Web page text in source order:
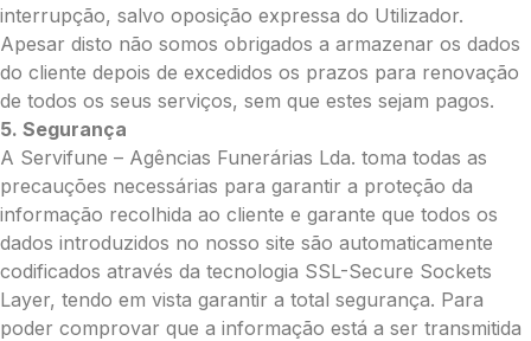
interrupção, salvo oposição expressa do Utilizador.
Apesar disto não somos obrigados a armazenar os dados
do cliente depois de excedidos os prazos para renovação
de todos os seus serviços, sem que estes sejam pagos.
5. Segurança
A Servifune – Agências Funerárias Lda. toma todas as
precauções necessárias para garantir a proteção da
informação recolhida ao cliente e garante que todos os
dados introduzidos no nosso site são automaticamente
codificados através da tecnologia SSL-Secure Sockets
Layer, tendo em vista garantir a total segurança. Para
poder comprovar que a informação está a ser transmitida